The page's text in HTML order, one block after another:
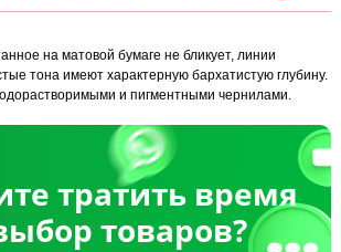
на матовой бумаге не бликует, линии
тона имеют характерную бархатистую глубину.
и пигментными чернилами.
тратить время
товаров?